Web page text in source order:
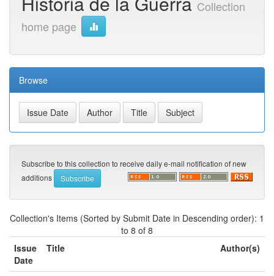
Collection
home page
Browse
Subscribe to this collection to receive daily e-mail notification of new
additions
Collection's Items (Sorted by Submit Date in Descending order): 1
to 8 of 8
Issue
Date
Title Author(s)